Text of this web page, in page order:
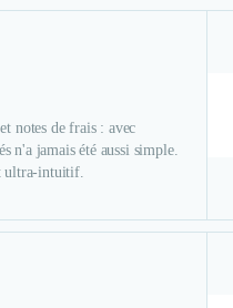
notes de frais : avec
n'a jamais été aussi simple.
ultra-intuitif.